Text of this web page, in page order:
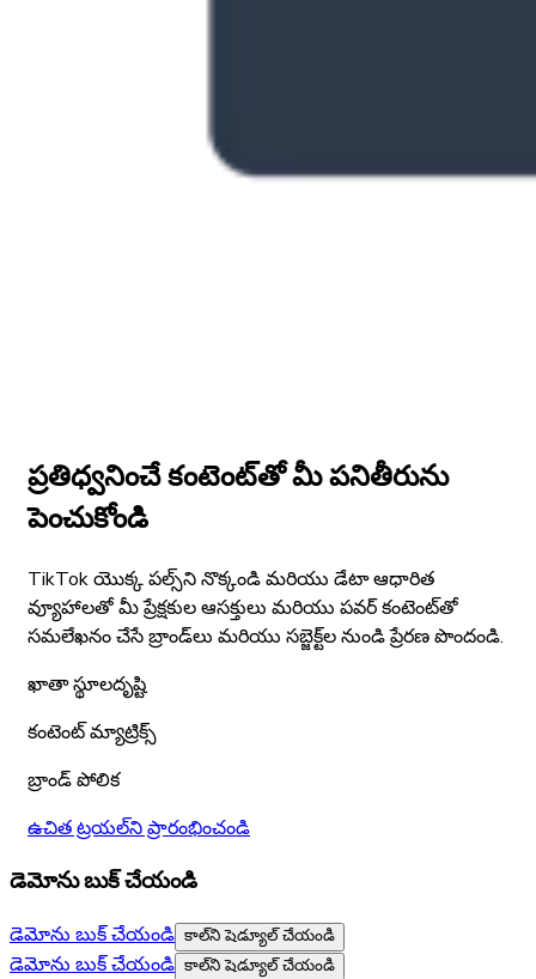
ప్రతిధ్వనించే కంటెంట్‌తో మీ పనితీరును
పెంచుకోండి
TikTok యొక్క పల్స్‌ని నొక్కండి మరియు డేటా ఆధారిత
వ్యూహాలతో మీ ప్రేక్షకుల ఆసక్తులు మరియు పవర్ కంటెంట్‌తో
సమలేఖనం చేసే బ్రాండ్‌లు మరియు సబ్జెక్ట్‌ల నుండి ప్రేరణ పొందండి.
ఖాతా స్థూలదృష్టి
కంటెంట్ మ్యాట్రిక్స్
బ్రాండ్ పోలిక
ఉచిత ట్రయల్‌ని ప్రారంభించండి
డెమోను బుక్ చేయండి
డెమోను బుక్ చేయండి కాల్‌ని షెడ్యూల్ చేయండి
డెమోను బుక్ చేయండి కాల్‌ని షెడ్యూల్ చేయండి